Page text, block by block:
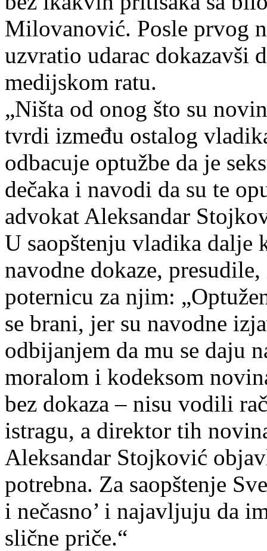
Milovanović. Posle prvog
uzvratio udarac dokazavši
medijskom ratu.
„Ništa od onog što su
tvrdi između ostalog
odbacuje optužbe da je
dečaka i navodi da su te
advokat Aleksandar
U saopštenju vladika dalje
navodne dokaze,
poternicu za njim:
se brani, jer su navodne
odbijanjem da mu se daju
moralom i kodeksom
bez dokaza – nisu vodili
istragu, a direktor tih
Aleksandar Stojković
potrebna. Za saopštenje
i nečasno’ i najavljuju da
slične priče.“